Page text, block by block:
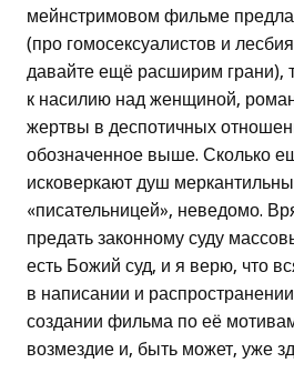
мейнстримовом фильме
(про гомосексуалистов и
давайте ещё расширим грани),
к насилию над женщиной,
жертвы в деспотичных
обозначенное выше. Сколько
исковеркают душ
«писательницей», неведомо.
предать законному суду
есть Божий суд, и я верю, что
в написании и
создании фильма по её
возмездие и, быть может, уже